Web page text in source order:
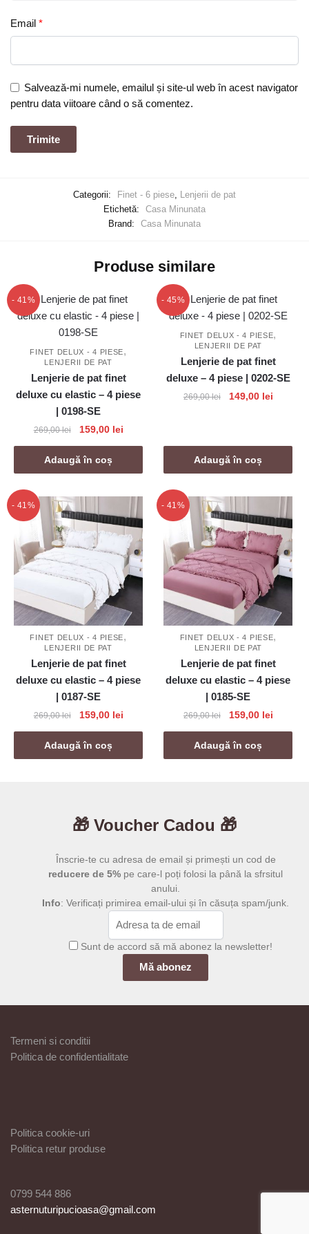
Email *
Salvează-mi numele, emailul și site-ul web în acest navigator
pentru data viitoare când o să comentez.
Categorii: Finet - 6 piese, Lenjerii de pat
Etichetă:
Casa Minunata
Brand:
Casa Minunata
Produse similare
- 41%
FINET DELUX - 4 PIESE,
LENJERII DE PAT
Lenjerie de pat finet
deluxe cu elastic – 4 piese
| 0198-SE
269,00lei
Prețul
inițial
a
fost:
159,00 leiPrețul
curent
159,00 lei.
Adaugă în coș
- 45%
FINET DELUX - 4 PIESE,
LENJERII DE PAT
Lenjerie de pat finet
deluxe – 4 piese | 0202-SE
269,00lei
Prețul
269,00 lei.
149,00 leiPrețul
Adaugă în coș
- 41%
FINET DELUX - 4 PIESE,
LENJERII DE PAT
Lenjerie de pat finet
deluxe cu elastic – 4 piese
| 0187-SE
269,00lei
Prețul
inițial
a
fost:
159,00 leiPrețul
curent
159,00 lei.
Adaugă în coș
- 41%
FINET DELUX - 4 PIESE,
LENJERII DE PAT
Lenjerie de pat finet
deluxe cu elastic – 4 piese
| 0185-SE
269,00lei
Prețul
inițial
a
fost:
159,00 leiPrețul
curent
159,00
Adaugă în coș
🎁 Voucher Cadou 🎁
Înscrie-te cu adresa de email și primești un cod de
reducere de 5% pe care-l poți folosi la până la sfrsitul
anului.
Info: Verificați primirea email-ului și în căsuța spam/junk.
Sunt de accord să mă abonez la newsletter!
Termeni si conditii
Politica de confidentialitate
Politica cookie-uri
Politica retur produse
0799 544 886
asternuturipucioasa@gmail.com